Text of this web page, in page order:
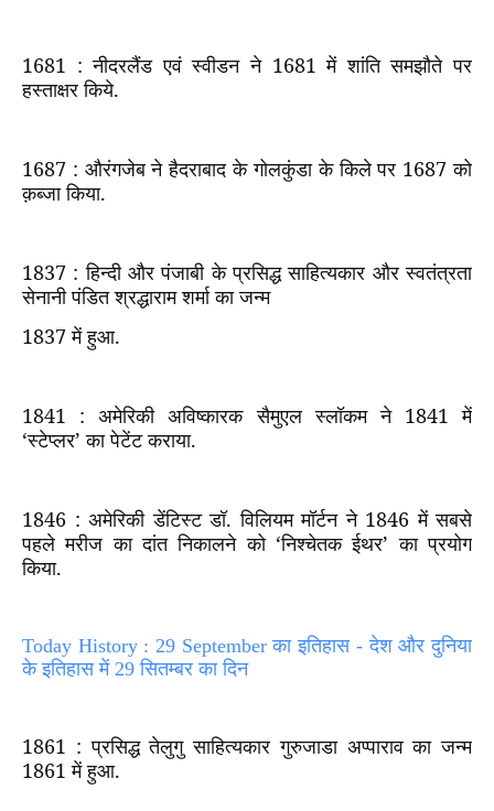
1681 :नीदरलैंड एवं स्वीडन ने 1681 में शांति समझौते पर
हस्ताक्षर किये.
1687 : औरंगजेब ने हैदराबाद के गोलकुंडा के किले पर 1687 को
क़ब्जा किया.
1837 :हिन्दी और पंजाबी के प्रसिद्ध साहित्यकार और स्वतंत्रता
सेनानी पंडित श्रद्धाराम शर्मा का जन्म
1837में हुआ.
1841 :अमेरिकी अविष्कारक सैमुएल स्लॉकम ने 1841 में
‘स्टेप्लर’का पेटेंट कराया.
1846 : अमेरिकी डेंटिस्ट डॉ. विलियम मॉर्टन ने 1846 में सबसे
पहले मरीज का दांत निकालने को ‘निश्चेतक ईथर’का प्रयोग
किया.
Today History : 29 September का इतिहास - देश और दुनिया
के इतिहास में 29 सितम्बर का दिन
1861 :प्रसिद्ध तेलुगु साहित्यकार गुरुजाडा अप्पाराव का जन्म
1861 में हुआ.